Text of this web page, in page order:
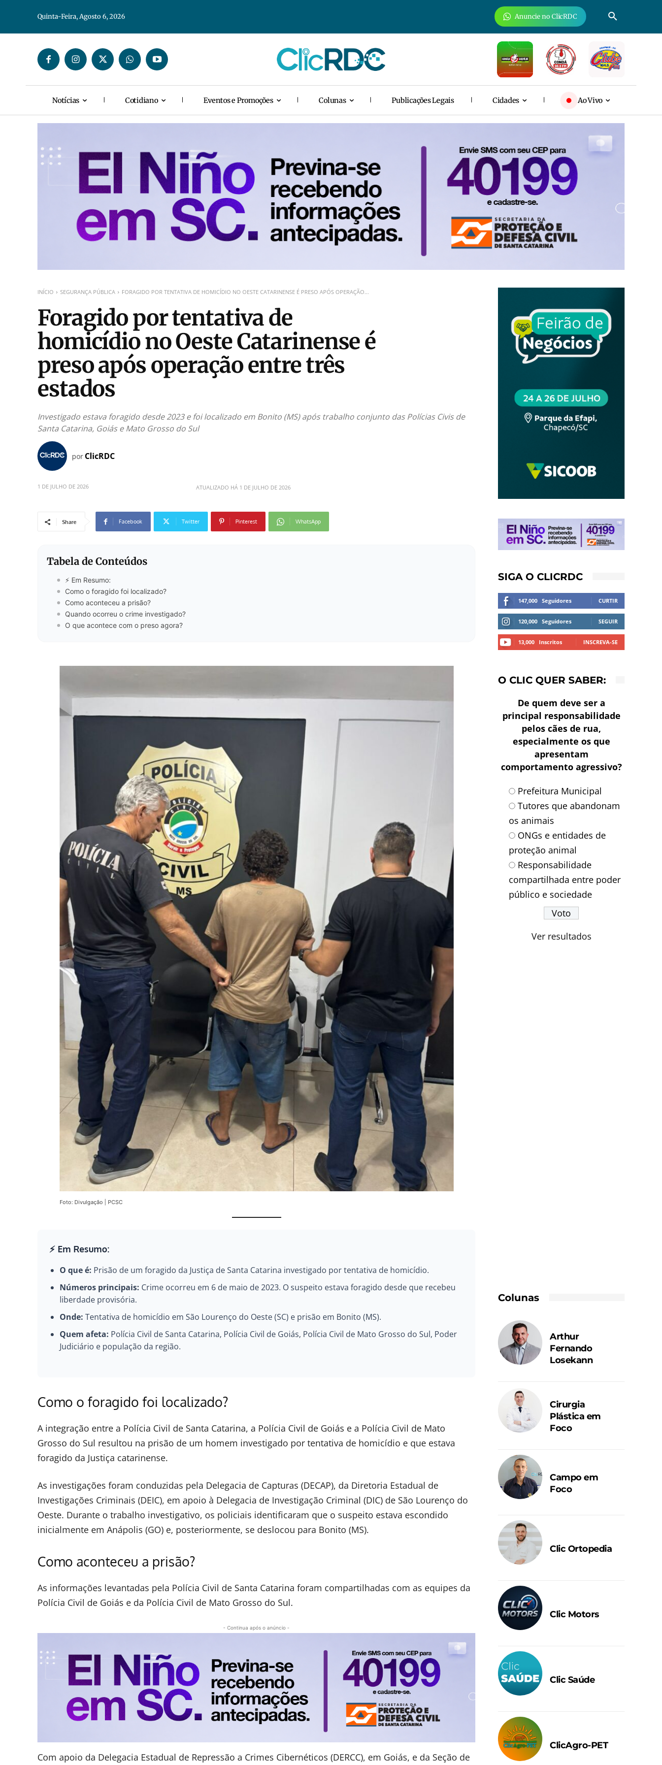
Quinta-Feira, Agosto 6, 2026 Anuncie no ClicRDC
Notícias Cotidiano Eventos e Promoções Colunas Publicações Legais Cidades Ao Vivo
INÍCIO SEGURANÇA PÚBLICA FORAGIDO POR TENTATIVA DE HOMICÍDIO NO OESTE CATARINENSE É PRESO APÓS OPERAÇÃO...
Foragido por tentativa de
homicídio no Oeste Catarinense é
preso após operação entre três
estados
Investigado estava foragido desde 2023 e foi localizado em Bonito (MS) após trabalho conjunto das Polícias Civis de
Santa Catarina, Goiás e Mato Grosso do Sul
por ClicRDC
1 DE JULHO DE 2026 ATUALIZADO HÁ 1 DE JULHO DE 2026
Share Facebook Twitter Pinterest WhatsApp
Tabela de Conteúdos
⚡ Em Resumo:
Como o foragido foi localizado?
Como aconteceu a prisão?
Quando ocorreu o crime investigado?
O que acontece com o preso agora?
Foto: Divulgação | PCSC
⚡ Em Resumo:
O que é: Prisão de um foragido da Justiça de Santa Catarina investigado por tentativa de homicídio.
Números principais: Crime ocorreu em 6 de maio de 2023. O suspeito estava foragido desde que recebeu
liberdade provisória.
Onde: Tentativa de homicídio em São Lourenço do Oeste (SC) e prisão em Bonito (MS).
Quem afeta: Polícia Civil de Santa Catarina, Polícia Civil de Goiás, Polícia Civil de Mato Grosso do Sul, Poder
Judiciário e população da região.
Como o foragido foi localizado?
A integração entre a Polícia Civil de Santa Catarina, a Polícia Civil de Goiás e a Polícia Civil de Mato
Grosso do Sul resultou na prisão de um homem investigado por tentativa de homicídio e que estava
foragido da Justiça catarinense.
As investigações foram conduzidas pela Delegacia de Capturas (DECAP), da Diretoria Estadual de
Investigações Criminais (DEIC), em apoio à Delegacia de Investigação Criminal (DIC) de São Lourenço do
Oeste. Durante o trabalho investigativo, os policiais identificaram que o suspeito estava escondido
inicialmente em Anápolis (GO) e, posteriormente, se deslocou para Bonito (MS).
Como aconteceu a prisão?
As informações levantadas pela Polícia Civil de Santa Catarina foram compartilhadas com as equipes da
Polícia Civil de Goiás e da Polícia Civil de Mato Grosso do Sul.
- Continua após o anúncio -
Com apoio da Delegacia Estadual de Repressão a Crimes Cibernéticos (DERCC), em Goiás, e da Seção de
SIGA O CLICRDC
147,000 Seguidores CURTIR
120,000 Seguidores SEGUIR
13,000 Inscritos INSCREVA-SE
O CLIC QUER SABER:
De quem deve ser a
principal responsabilidade
pelos cães de rua,
especialmente os que
apresentam
comportamento agressivo?
Prefeitura Municipal
Tutores que abandonam
os animais
ONGs e entidades de
proteção animal
Responsabilidade
compartilhada entre poder
público e sociedade
Ver resultados
Colunas
Arthur
Fernando
Losekann
Cirurgia
Plástica em
Foco
Campo em
Foco
Clic Ortopedia
Clic Motors
Clic Saúde
ClicAgro-PET